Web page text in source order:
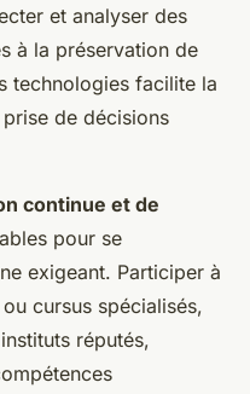
et analyser des
à la préservation de
technologies facilite la
de décisions
continue et de
pour se
exigeant. Participer à
cursus spécialisés,
réputés,